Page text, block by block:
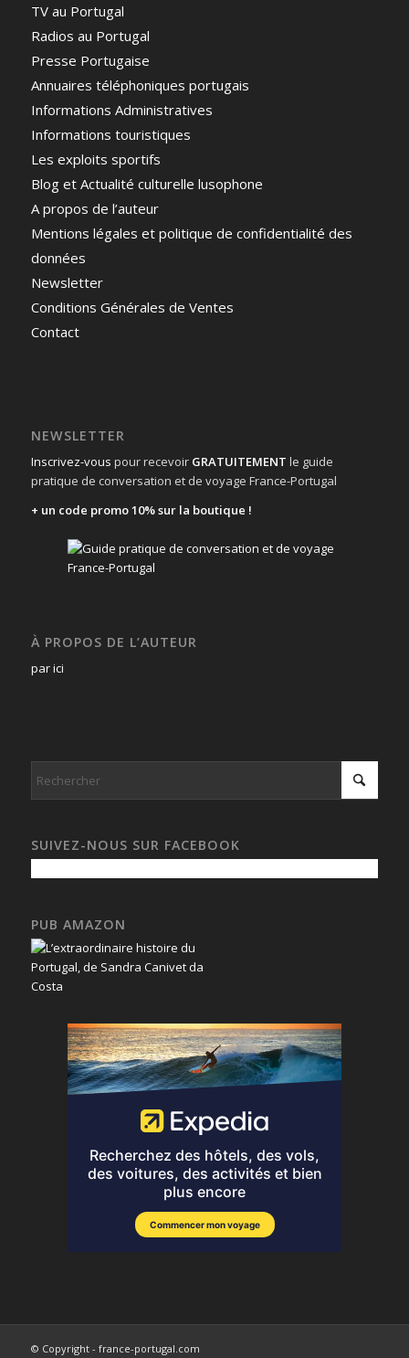
TV au Portugal
Radios au Portugal
Presse Portugaise
Annuaires téléphoniques portugais
Informations Administratives
Informations touristiques
Les exploits sportifs
Blog et Actualité culturelle lusophone
A propos de l’auteur
Mentions légales et politique de confidentialité des
données
Newsletter
Conditions Générales de Ventes
Contact
NEWSLETTER
Inscrivez-vous pour recevoir GRATUITEMENT le guide
pratique de conversation et de voyage France-Portugal
+ un code promo 10% sur la boutique !
À PROPOS DE L’AUTEUR
par ici
SUIVEZ-NOUS SUR FACEBOOK
PUB AMAZON
© Copyright - france-portugal.com